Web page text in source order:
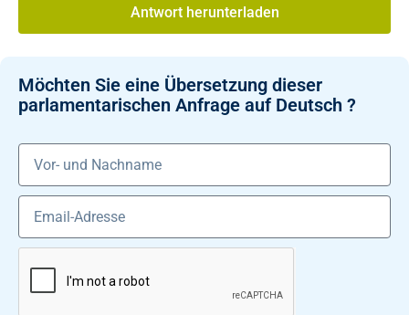
Antwort herunterladen
Möchten Sie eine Übersetzung dieser
parlamentarischen Anfrage auf Deutsch ?